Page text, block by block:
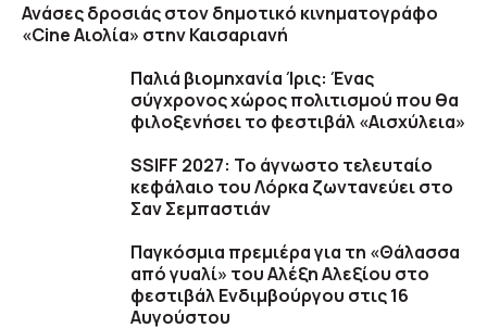
Ανάσες δροσιάς στον δημοτικό κινηματογράφο
«Cine Αιολία» στην Καισαριανή
Παλιά βιομηχανία Ίρις: Ένας
σύγχρονος χώρος πολιτισμού που θα
φιλοξενήσει το φεστιβάλ «Αισχύλεια»
SSIFF 2027: Το άγνωστο τελευταίο
κεφάλαιο του Λόρκα ζωντανεύει στο
Σαν Σεμπαστιάν
Παγκόσμια πρεμιέρα για τη «Θάλασσα
από γυαλί» του Αλέξη Αλεξίου στο
φεστιβάλ Ενδιμβούργου στις 16
Αυγούστου